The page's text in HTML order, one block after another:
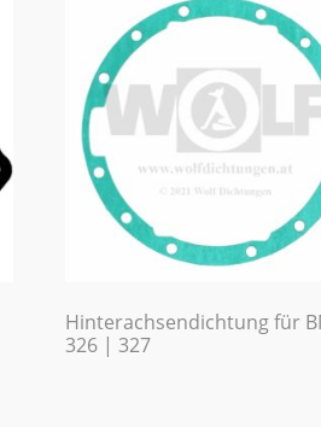
Hinterachsendichtung für
326 | 327